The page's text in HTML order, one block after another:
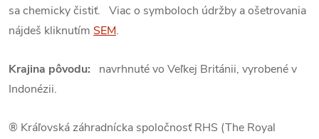
sa chemicky čistiť. Viac o symboloch údržby a ošetrovania
nájdeš kliknutím SEM.
Krajina pôvodu:
navrhnuté vo Veľkej Británii, vyrobené v
Indonézii.
® Kráľovská záhradnícka spoločnosť RHS (The Royal